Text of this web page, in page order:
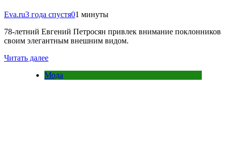
Eva.ru3 года спустя01 минуты
78-летний Евгений Петросян привлек внимание поклонников
своим элегантным внешним видом.
Читать далее
Мода